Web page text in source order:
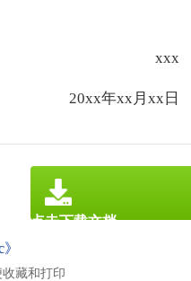
xxx
20xx年xx月xx日
藏和打印
点击下载文档